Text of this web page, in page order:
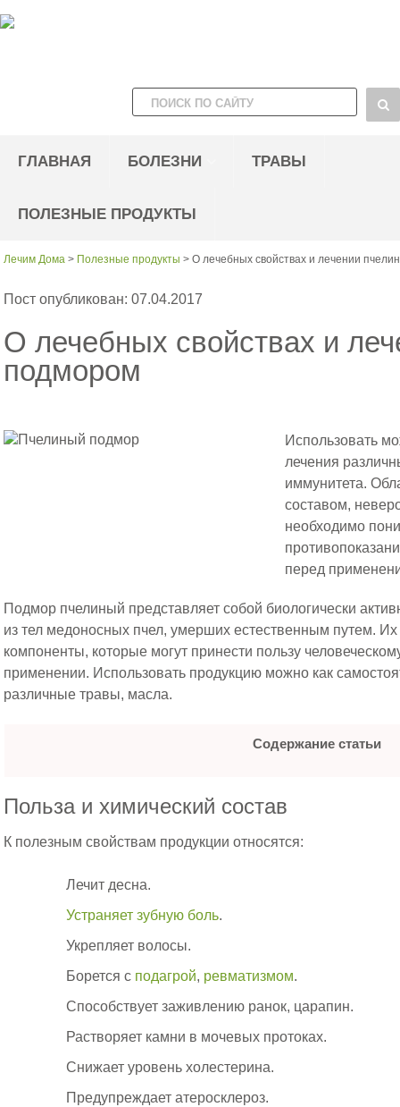
ГЛАВНАЯ БОЛЕЗНИ ТРАВЫ
ПОЛЕЗНЫЕ ПРОДУКТЫ
Лечим Дома > Полезные продукты >О лечебных свойствах и лечении
Пост опубликован: 07.04.2017
О лечебных свойствах и
подмором
Использовать
лечения
иммунитета.
составом,
необходимо
перед
Подмор пчелиный представляет собой биологически
из тел медоносных пчел, умерших естественным путем.
компоненты, которые могут принести пользу
применении. Использовать продукцию можно как
различные травы, масла.
Содержание статьи
Польза и химический состав
К полезным свойствам продукции относятся:
Лечит десна.
Устраняет зубную боль.
Укрепляет волосы.
Борется с подагрой, ревматизмом.
Способствует заживлению ранок, царапин.
Растворяет камни в мочевых протоках.
Снижает уровень холестерина.
Предупреждает атеросклероз.